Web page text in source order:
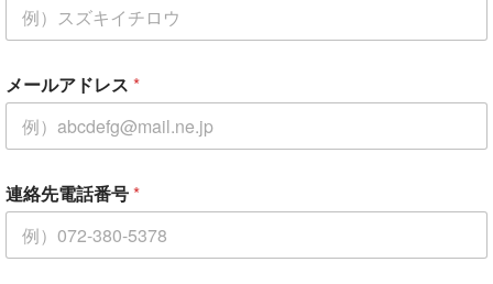
郵
便
号
任
意
お
メールアドレス *
連絡先電話番号*